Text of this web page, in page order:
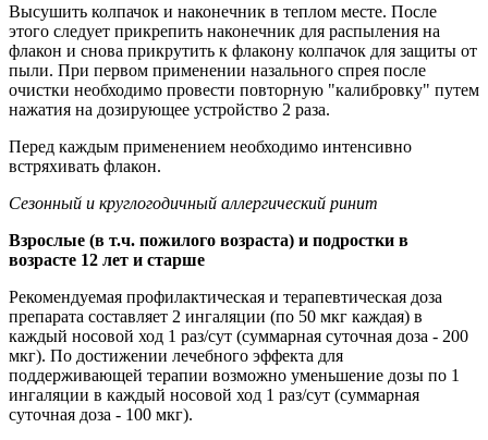
Высушить колпачок и наконечник в теплом месте. После
этого следует прикрепить наконечник для распыления на
флакон и снова прикрутить к флакону колпачок для защиты от
пыли. При первом применении назального спрея после
очистки необходимо провести повторную "калибровку" путем
нажатия на дозирующее устройство 2 раза.
Перед каждым применением необходимо интенсивно
встряхивать флакон.
Сезонный и круглогодичный аллергический ринит
Взрослые (в т.ч. пожилого возраста) и подростки в
возрасте 12 лет и старше
Рекомендуемая профилактическая и терапевтическая доза
препарата составляет 2 ингаляции (по 50 мкг каждая) в
каждый носовой ход 1 раз/сут (суммарная суточная доза - 200
мкг). По достижении лечебного эффекта для
поддерживающей терапии возможно уменьшение дозы по 1
ингаляции в каждый носовой ход 1 раз/сут (суммарная
суточная доза - 100 мкг).